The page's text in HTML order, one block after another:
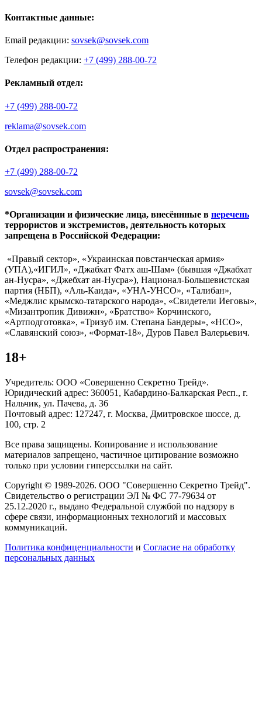
Контактные данные:
Email редакции: sovsek@sovsek.com
Телефон редакции: +7 (499) 288-00-72
Рекламный отдел:
+7 (499) 288-00-72
reklama@sovsek.com
Отдел распространения:
+7 (499) 288-00-72
sovsek@sovsek.com
*Организации и физические лица, внесённные в перечень
террористов и экстремистов, деятельность которых
запрещена в Российской Федерации:
«Правый сектор», «Украинская повстанческая армия»
(УПА),«ИГИЛ», «Джабхат Фатх аш-Шам» (бывшая «Джабхат
ан-Нусра», «Джебхат ан-Нусра»), Национал-Большевистская
партия (НБП), «Аль-Каида», «УНА-УНСО», «Талибан»,
«Меджлис крымско-татарского народа», «Свидетели Иеговы»,
«Мизантропик Дивижн», «Братство» Корчинского,
«Артподготовка», «Тризуб им. Степана Бандеры», «НСО»,
«Славянский союз», «Формат-18», Дуров Павел Валерьевич.
18+
Учредитель: ООО «Совершенно Секретно Трейд».
Юридический адрес: 360051, Кабардино-Балкарская Респ., г.
Нальчик, ул. Пачева, д. 36
Почтовый адрес: 127247, г. Москва, Дмитровское шоссе, д.
100, стр. 2
Все права защищены. Копирование и использование
материалов запрещено, частичное цитирование возможно
только при условии гиперссылки на сайт.
Copyright © 1989-2026. ООО "Совершенно Секретно Трейд".
Свидетельство о регистрации ЭЛ № ФС 77-79634 от
25.12.2020 г., выдано Федеральной службой по надзору в
сфере связи, информационных технологий и массовых
коммуникаций.
Политика конфиценциальности и Согласие на обработку
персональных данных